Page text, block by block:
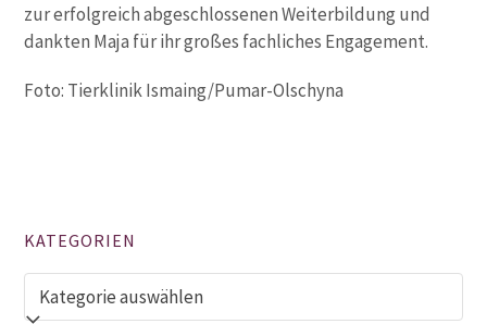
zur erfolgreich abgeschlossenen Weiterbildung und
dankten Maja für ihr großes fachliches Engagement.
Foto: Tierklinik Ismaing/Pumar-Olschyna
KATEGORIEN
Kategorien